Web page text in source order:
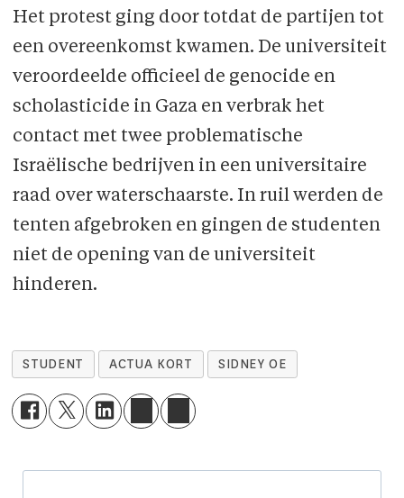
Het protest ging door totdat de partijen tot
een overeenkomst kwamen. De universiteit
veroordeelde officieel de genocide en
scholasticide in Gaza en verbrak het
contact met twee problematische
Israëlische bedrijven in een universitaire
raad over waterschaarste. In ruil werden de
tenten afgebroken en gingen de studenten
niet de opening van de universiteit
hinderen.
STUDENT ACTUA KORT SIDNEY OE